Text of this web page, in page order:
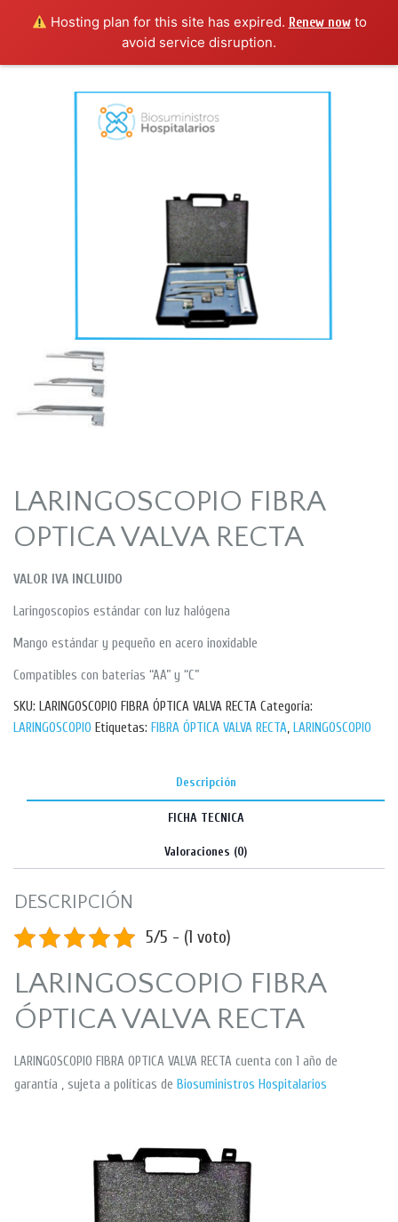
Hosting plan for this site has expired. Renew nowto
avoid service disruption.
LARINGOSCOPIO FIBRA
OPTICA VALVA RECTA
VALOR IVA INCLUIDO
Laringoscopios estándar con luz halógena
Mango estándar y pequeño en acero inoxidable
Compatibles con baterías “AA” y “C”
SKU: LARINGOSCOPIO FIBRA ÓPTICA VALVA RECTA Categoría:
LARINGOSCOPIO Etiquetas: FIBRA ÓPTICA VALVA RECTA, LARINGOSCOPIO
Descripción
FICHA TECNICA
Valoraciones (0)
DESCRIPCIÓN
5/5 - (1 voto)
LARINGOSCOPIO FIBRA
ÓPTICA VALVA RECTA
LARINGOSCOPIO FIBRA OPTICA VALVA RECTA cuenta con 1 año de
garantía , sujeta a políticas de Biosuministros Hospitalarios